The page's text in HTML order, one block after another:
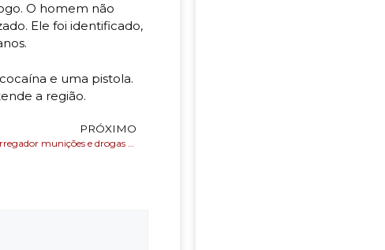
O homem não
Ele foi identificado,
e uma pistola.
a região.
PRÓXIMO